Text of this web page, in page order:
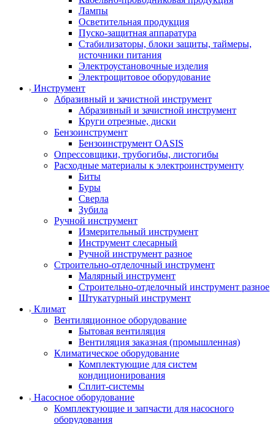
Лампы
Осветительная продукция
Пуско-защитная аппаратура
Стабилизаторы, блоки защиты, таймеры,
источники питания
Электроустановочные изделия
Электрощитовое оборудование
Инструмент
Абразивный и зачистной инструмент
Абразивный и зачистной инструмент
Круги отрезные, диски
Бензоинструмент
Бензоинструмент OASIS
Опрессовщики, трубогибы, листогибы
Расходные материалы к электроинструменту
Биты
Буры
Сверла
Зубила
Ручной инструмент
Измерительный инструмент
Инструмент слесарный
Ручной инструмент разное
Строительно-отделочный инструмент
Малярный инструмент
Строительно-отделочный инструмент разное
Штукатурный инструмент
Климат
Вентиляционное оборудование
Бытовая вентиляция
Вентиляция заказная (промышленная)
Климатическое оборудование
Комплектующие для систем
кондиционирования
Сплит-системы
Насосное оборудование
Комплектующие и запчасти для насосного
оборудования